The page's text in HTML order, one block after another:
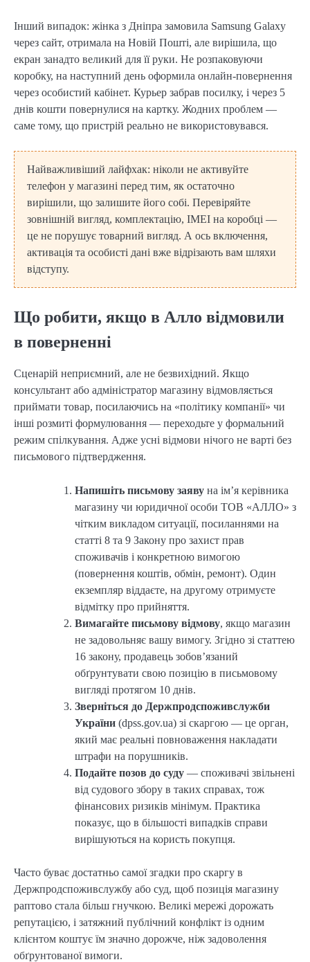
Інший випадок: жінка з Дніпра замовила Samsung Galaxy
через сайт, отримала на Новій Пошті, але вирішила, що
екран занадто великий для її руки. Не розпаковуючи
коробку, на наступний день оформила онлайн-повернення
через особистий кабінет. Курьер забрав посилку, і через 5
днів кошти повернулися на картку. Жодних проблем —
саме тому, що пристрій реально не використовувався.
Найважливіший лайфхак: ніколи не активуйте
телефон у магазині перед тим, як остаточно
вирішили, що залишите його собі. Перевіряйте
зовнішній вигляд, комплектацію, IMEI на коробці —
це не порушує товарний вигляд. А ось включення,
активація та особисті дані вже відрізають вам шляхи
відступу.
Що робити, якщо в Алло відмовили
в поверненні
Сценарій неприємний, але не безвихідний. Якщо
консультант або адміністратор магазину відмовляється
приймати товар, посилаючись на «політику компанії» чи
інші розмиті формулювання — переходьте у формальний
режим спілкування. Адже усні відмови нічого не варті без
письмового підтвердження.
Напишіть письмову заяву на ім’я керівника
магазину чи юридичної особи ТОВ «АЛЛО» з
чітким викладом ситуації, посиланнями на
статті 8 та 9 Закону про захист прав
споживачів і конкретною вимогою
(повернення коштів, обмін, ремонт). Один
екземпляр віддаєте, на другому отримуєте
відмітку про прийняття.
Вимагайте письмову відмову, якщо магазин
не задовольняє вашу вимогу. Згідно зі статтею
16 закону, продавець зобов’язаний
обґрунтувати свою позицію в письмовому
вигляді протягом 10 днів.
Зверніться до Держпродспоживслужби
України (dpss.gov.ua) зі скаргою — це орган,
який має реальні повноваження накладати
штрафи на порушників.
Подайте позов до суду — споживачі звільнені
від судового збору в таких справах, тож
фінансових ризиків мінімум. Практика
показує, що в більшості випадків справи
вирішуються на користь покупця.
Часто буває достатньо самої згадки про скаргу в
Держпродспоживслужбу або суд, щоб позиція магазину
раптово стала більш гнучкою. Великі мережі дорожать
репутацією, і затяжний публічний конфлікт із одним
клієнтом коштує їм значно дорожче, ніж задоволення
обґрунтованої вимоги.